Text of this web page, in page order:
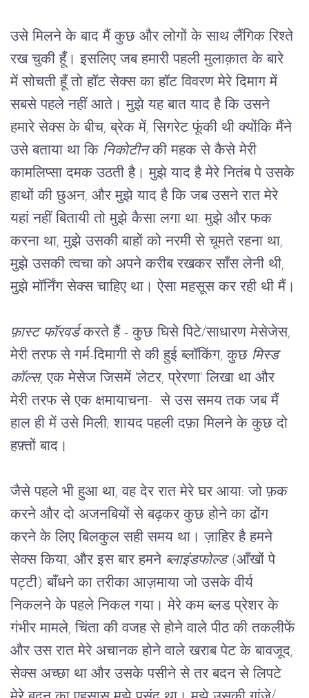
उसे मिलने के बाद मैं कुछ और लोगों के साथ लैंगिक रिश्ते
रख चुकी हूँ। इसलिए जब हमारी पहली मुलाक़ात के बारे
में सोचती हूँ तो हॉट सेक्स का हॉट विवरण मेरे दिमाग में
सबसे पहले नहीं आते। मुझे यह बात याद है कि उसने
हमारे सेक्स के बीच, ब्रेक में, सिगरेट फूंकी थी क्योंकि मैंने
उसे बताया था कि निकोटीन की महक से कैसे मेरी
कामलिप्सा दमक उठती है। मुझे याद है मेरे नितंब पे उसके
हाथों की छुअन, और मुझे याद है कि जब उसने रात मेरे
यहां नहीं बितायी तो मुझे कैसा लगा था: मुझे और फक
करना था, मुझे उसकी बाहों को नरमी से चूमते रहना था,
मुझे उसकी त्वचा को अपने करीब रखकर साँस लेनी थी,
मुझे मॉर्निंग सेक्स चाहिए था। ऐसा महसूस कर रही थी मैं।
फ़ास्ट फॉरवर्ड करते हैं - कुछ घिसे पिटे/साधारण मेसेजेस,
मेरी तरफ से गर्म-दिमागी से की हुई ब्लॉकिंग, कुछ मिस्ड
कॉल्स, एक मेसेज जिसमें 'लेटर, प्रेरणा' लिखा था और
मेरी तरफ से एक क्षमायाचना-  से उस समय तक जब मैं
हाल ही में उसे मिली; शायद पहली दफ़ा मिलने के कुछ दो
हफ़्तों बाद।
जैसे पहले भी हुआ था, वह देर रात मेरे घर आया: जो फ़क
करने और दो अजनबियों से बढ़कर कुछ होने का ढोंग
करने के लिए बिलकुल सही समय था। ज़ाहिर है हमने
सेक्स किया, और इस बार हमने ब्लाइंडफोल्ड (आँखों पे
पट्टी) बाँधने का तरीका आज़माया जो उसके वीर्य
निकलने के पहले निकल गया। मेरे कम ब्लड प्रेशर के
गंभीर मामले, चिंता की वजह से होने वाले पीठ की तकलीफें
और उस रात मेरे अचानक होने वाले खराब पेट के बावजूद,
सेक्स अच्छा था और उसके पसीने से तर बदन से लिपटे